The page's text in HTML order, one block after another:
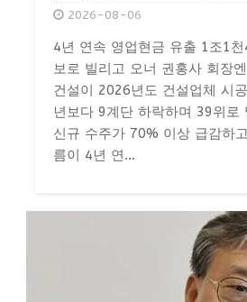
2026-08-06
4년 연속 영업현금 유출 1조1
보로 빌리고 오너 권홍사 회장
건설이 2026년도 건설업체 시
년보다 9계단 하락하며 39위로
신규 수주가 70% 이상 급감하
름이 4년 연...